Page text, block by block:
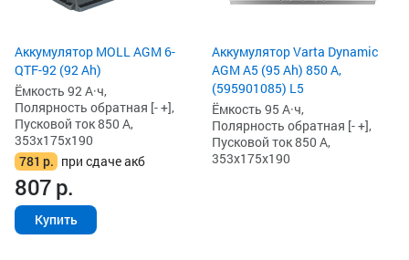
Аккумулятор MOLL AGM 6-
QTF-92 (92 Ah)
Ёмкость 92 А·ч,
Полярность обратная [- +],
Пусковой ток 850 А,
353x175x190
781 р. при сдаче акб
807р.
Купить
Аккумулятор Varta Dynamic
AGM A5 (95 Ah) 850 А,
(595901085) L5
Ёмкость 95 А·ч,
Полярность обратная [- +],
Пусковой ток 850 А,
353x175x190